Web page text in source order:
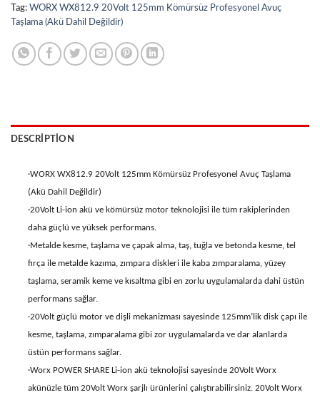
Tag: WORX WX812.9 20Volt 125mm Kömürsüz Profesyonel Avuç
Taşlama (Akü Dahil Değildir)
DESCRIPTION
·WORX WX812.9 20Volt 125mm Kömürsüz Profesyonel Avuç Taşlama
(Akü Dahil Değildir)
·20Volt Li-ion akü ve kömürsüz motor teknolojisi ile tüm rakiplerinden
daha güçlü ve yüksek performans.
·Metalde kesme, taşlama ve çapak alma, taş, tuğla ve betonda kesme, tel
fırça ile metalde kazıma, zımpara diskleri ile kaba zımparalama, yüzey
taşlama, seramik keme ve kısaltma gibi en zorlu uygulamalarda dahi üstün
performans sağlar.
·20Volt güçlü motor ve dişli mekanizması sayesinde 125mm’lik disk çapı ile
kesme, taşlama, zımparalama gibi zor uygulamalarda ve dar alanlarda
üstün performans sağlar.
·Worx POWER SHARE Li-ion akü teknolojisi sayesinde 20Volt Worx
akünüzle tüm 20Volt Worx şarjlı ürünlerini çalıştırabilirsiniz. 20Volt Worx